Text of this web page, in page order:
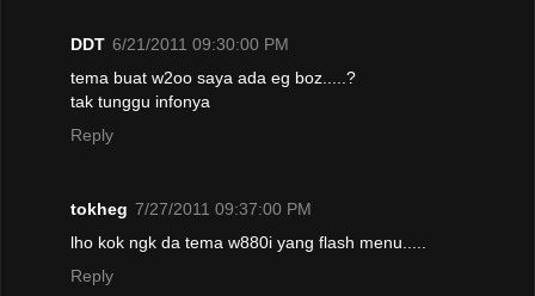
DDT 6/21/2011 09:30:00 PM
tema buat w2oo saya ada eg boz.....?
tak tunggu infonya
Reply
tokheg 7/27/2011 09:37:00 PM
lho kok ngk da tema w880i yang flash menu.....
Reply